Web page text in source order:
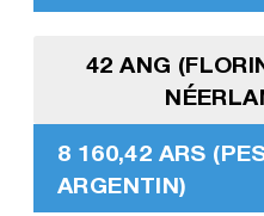
42 ANG
8 160,42 ARS
ARGENTIN)